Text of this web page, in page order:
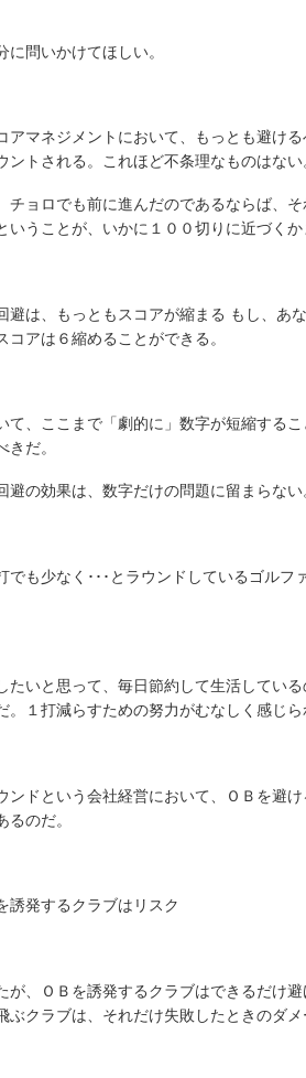
に問いかけてほしい。
アマネジメントにおいて、もっとも避け
ントされる。これほど不条理なものはない
チョロでも前に進んだのであるならば、
いうことが、いかに１００切りに近づくか
避は、もっともスコアが縮まる もし、あ
コアは６縮めることができる。
て、ここまで「劇的に」数字が短縮する
きだ。
避の効果は、数字だけの問題に留まらない
でも少なく･･･とラウンドしているゴルフ
たいと思って、毎日節約して生活してい
。１打減らすための努力がむなしく感じら
ンドという会社経営において、ＯＢを避
るのだ。
誘発するクラブはリスク
が、ＯＢを誘発するクラブはできるだけ
ぶクラブは、それだけ失敗したときのダメ